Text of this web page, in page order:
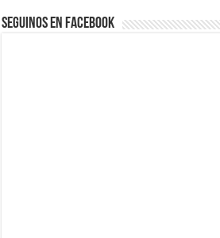
Seguinos en Facebook